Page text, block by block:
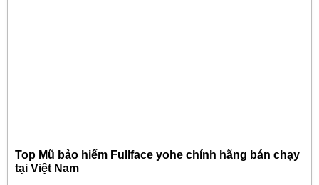
Top Mũ bảo hiểm Fullface yohe chính hãng bán chạy
tại Việt Nam